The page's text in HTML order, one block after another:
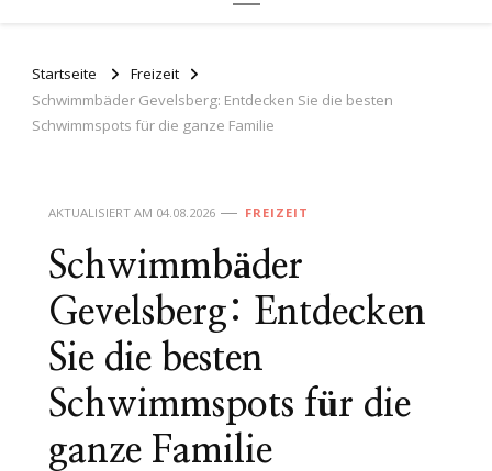
Startseite
Freizeit
Schwimmbäder Gevelsberg: Entdecken Sie die besten
Schwimmspots für die ganze Familie
AKTUALISIERT AM 04.08.2026 FREIZEIT
Schwimmbäder
Gevelsberg: Entdecken
Sie die besten
Schwimmspots für die
ganze Familie